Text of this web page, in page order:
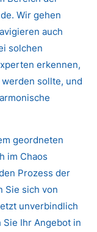
Wir gehen
auch
solchen
erkennen,
sollte, und
geordneten
im Chaos
Prozess der
Sie sich von
unverbindlich
Ihr Angebot in